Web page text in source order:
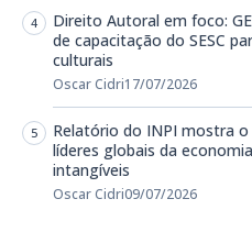
Direito Autoral em foco:
de capacitação do SESC
culturais
Oscar Cidri17/07/2026
Relatório do INPI mostra
líderes globais da
intangíveis
Oscar Cidri09/07/2026